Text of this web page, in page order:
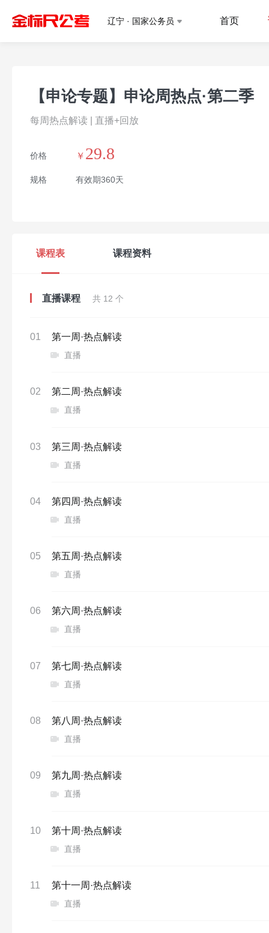
辽宁 · 国家公务员 首页
【申论专题】申论周热点·第二季
每周热点解读 | 直播+回放
价格 ￥ 29.8
规格 有效期360天
课程表 课程资料
直播课程 共 12 个
01 第一周·热点解读
直播
02 第二周·热点解读
直播
03 第三周·热点解读
直播
04 第四周·热点解读
直播
05 第五周·热点解读
直播
06 第六周·热点解读
直播
07 第七周·热点解读
直播
08 第八周·热点解读
直播
09 第九周·热点解读
直播
10 第十周·热点解读
直播
11 第十一周·热点解读
直播